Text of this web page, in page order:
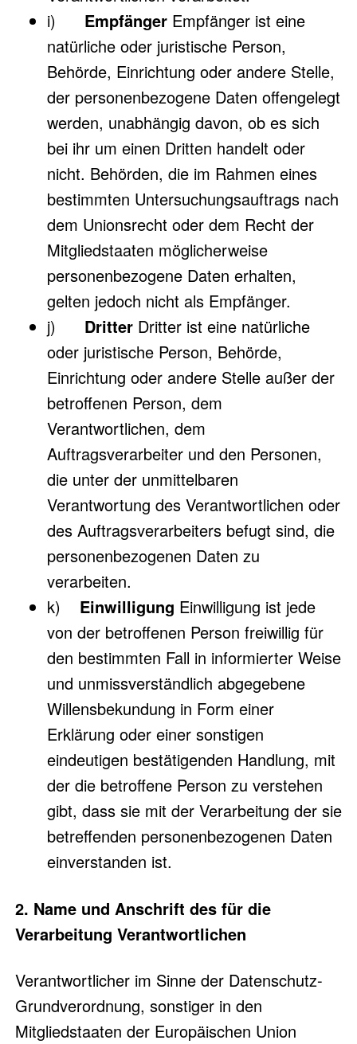
i)
EmpfängerEmpfänger ist eine
natürliche oder juristische Person,
Behörde, Einrichtung oder andere Stelle,
der personenbezogene Daten offengelegt
werden, unabhängig davon, ob es sich
bei ihr um einen Dritten handelt oder
nicht. Behörden, die im Rahmen eines
bestimmten Untersuchungsauftrags nach
dem Unionsrecht oder dem Recht der
Mitgliedstaaten möglicherweise
personenbezogene Daten erhalten,
gelten jedoch nicht als Empfänger.
j) DritterDritter ist eine natürliche
oder juristische Person, Behörde,
Einrichtung oder andere Stelle außer der
betroffenen Person, dem
Verantwortlichen, dem
Auftragsverarbeiter und den Personen,
die unter der unmittelbaren
Verantwortung des Verantwortlichen oder
des Auftragsverarbeiters befugt sind, die
personenbezogenen Daten zu
verarbeiten.
k) Einwilligung Einwilligung ist jede
von der betroffenen Person freiwillig für
den bestimmten Fall in informierter Weise
und unmissverständlich abgegebene
Willensbekundung in Form einer
Erklärung oder einer sonstigen
eindeutigen bestätigenden Handlung, mit
der die betroffene Person zu verstehen
gibt, dass sie mit der Verarbeitung der sie
betreffenden personenbezogenen Daten
einverstanden ist.
2. Name und Anschrift des für die
Verarbeitung Verantwortlichen
Verantwortlicher im Sinne der Datenschutz-
Grundverordnung, sonstiger in den
Mitgliedstaaten der Europäischen Union